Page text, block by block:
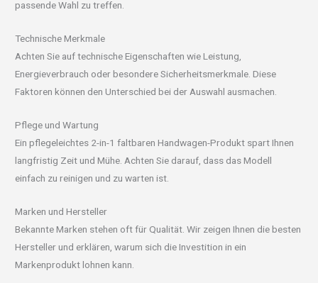
passende Wahl zu treffen.
Technische Merkmale
Achten Sie auf technische Eigenschaften wie Leistung,
Energieverbrauch oder besondere Sicherheitsmerkmale. Diese
Faktoren können den Unterschied bei der Auswahl ausmachen.
Pflege und Wartung
Ein pflegeleichtes 2-in-1 faltbaren Handwagen-Produkt spart Ihnen
langfristig Zeit und Mühe. Achten Sie darauf, dass das Modell
einfach zu reinigen und zu warten ist.
Marken und Hersteller
Bekannte Marken stehen oft für Qualität. Wir zeigen Ihnen die besten
Hersteller und erklären, warum sich die Investition in ein
Markenprodukt lohnen kann.